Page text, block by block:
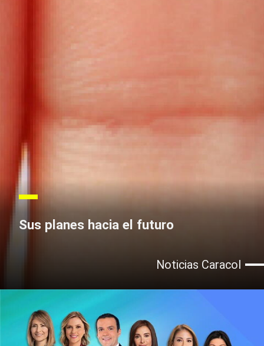
Sus planes hacia el futuro
Noticias Caracol